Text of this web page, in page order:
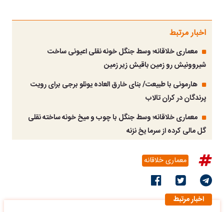
اخبار مرتبط
معماری خلاقانه؛ وسط جنگل خونه نقلی اعیونی ساخت
شیروونیش رو زمین باقیش زیر زمین
هارمونی با طبیعت/ بنای خارق العاده یونلو برجی برای رویت
پرندگان در کران تالاب
معماری خلاقانه؛ وسط جنگل با چوب و میخ خونه ساخته نقلی
گل مالی کرده از سرما یخ نزنه
معماری خلاقانه
اخبار مرتبط